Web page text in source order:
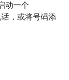
动一个
，或将号码添